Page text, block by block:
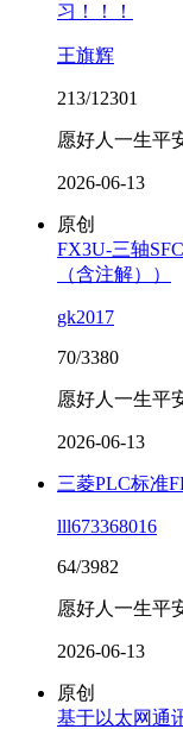
习！！！
王旗辉
213/12301
愿好人一生平
2026-06-13
原创
FX3U-三轴
（含注解））
gk2017
70/3380
愿好人一生平
2026-06-13
三菱PLC标准
lll673368016
64/3982
愿好人一生平
2026-06-13
原创
基于以太网通